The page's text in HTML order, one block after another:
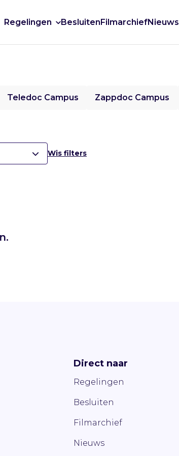
Regelingen BesluitenFilmarchiefNieuws
Teledoc Campus Zappdoc Campus
Wis filters
Direct naar
Regelingen
Besluiten
Filmarchief
Nieuws